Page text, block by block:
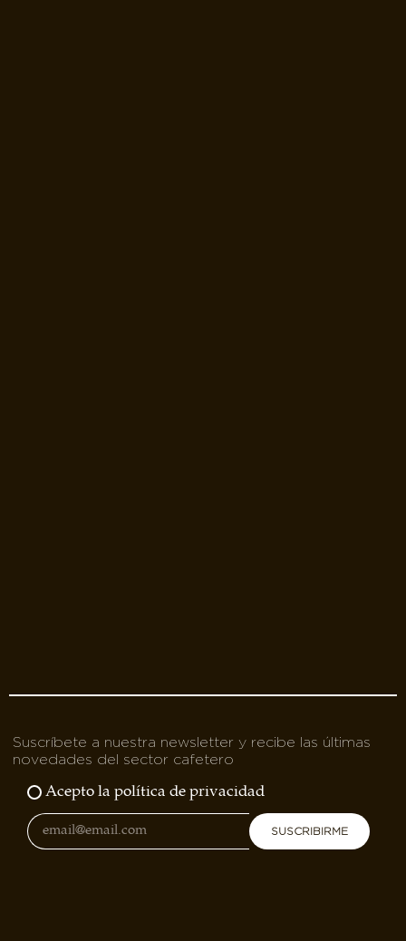
Suscríbete a nuestra newsletter y recibe las últimas
novedades del sector cafetero
Acepto la política de privacidad
SUSCRIBIRME